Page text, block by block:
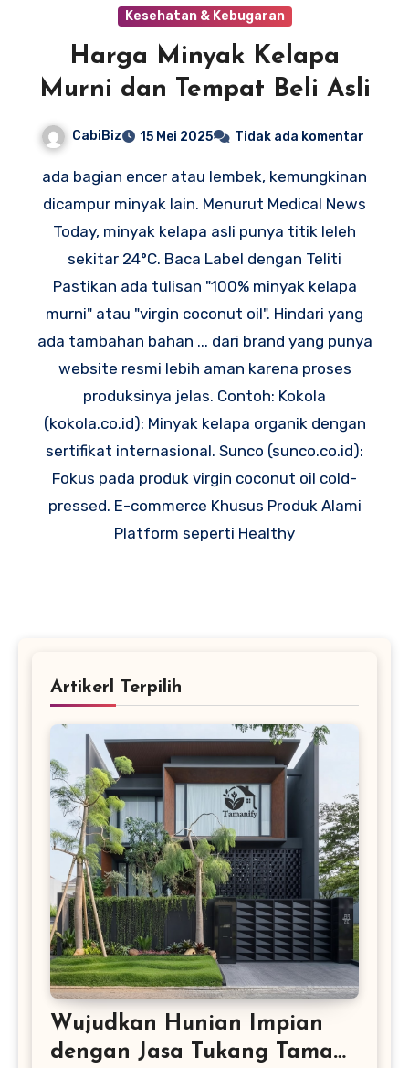
Kesehatan & Kebugaran
Harga Minyak Kelapa
Murni dan Tempat Beli Asli
CabiBiz 15 Mei 2025 Tidak ada komentar
ada bagian encer atau lembek, kemungkinan
dicampur minyak lain. Menurut Medical News
Today, minyak kelapa asli punya titik leleh
sekitar 24°C. Baca Label dengan Teliti
Pastikan ada tulisan "100% minyak kelapa
murni" atau "virgin coconut oil". Hindari yang
ada tambahan bahan ... dari brand yang punya
website resmi lebih aman karena proses
produksinya jelas. Contoh: Kokola
(kokola.co.id): Minyak kelapa organik dengan
sertifikat internasional. Sunco (sunco.co.id):
Fokus pada produk virgin coconut oil cold-
pressed. E-commerce Khusus Produk Alami
Platform seperti Healthy
Artikerl Terpilih
Wujudkan Hunian Impian
dengan Jasa Tukang Taman